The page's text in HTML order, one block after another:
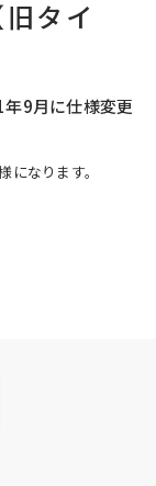
タイ
年9月に仕様変更
なります。